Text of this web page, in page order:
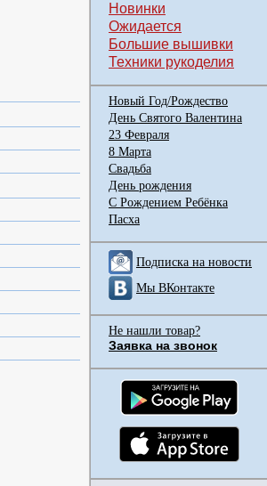
Новинки
Ожидается
Большие вышивки
Техники рукоделия
Новый Год/Рождество
День Святого Валентина
23 Февраля
8 Марта
Свадьба
День рождения
С Рождением Ребёнка
Пасха
Подписка на новости
Мы ВКонтакте
Не нашли товар?
Заявка на звонок